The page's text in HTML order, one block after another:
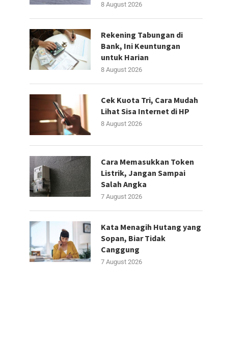
8 August 2026
Rekening Tabungan di
Bank, Ini Keuntungan
untuk Harian
8 August 2026
Cek Kuota Tri, Cara Mudah
Lihat Sisa Internet di HP
8 August 2026
Cara Memasukkan Token
Listrik, Jangan Sampai
Salah Angka
7 August 2026
Kata Menagih Hutang yang
Sopan, Biar Tidak
Canggung
7 August 2026